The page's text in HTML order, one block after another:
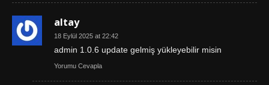
altay
18 Eylül 2025 at 22:42
admin 1.0.6 update gelmiş yükleyebilir misin
Yorumu Cevapla